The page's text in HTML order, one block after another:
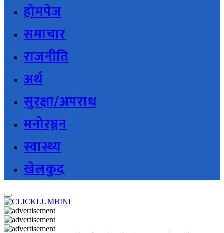
होमपेज
समाचार
राजनीति
अर्थ
सुरक्षा/अपराध
मनोरञ्जन
स्वास्थ्य
खेलकुद